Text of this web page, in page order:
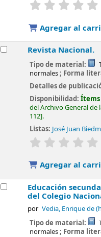
Agregar al
Revista Nacional.
Tipo de material:
normales; Forma
Detalles de
Disponibilidad:Ítems
del Archivo General de
112 .
Listas: José Juan
valoración
Agregar al
Educación
del Colegio
por Vedia, Enrique de
Tipo de material:
normales; Forma